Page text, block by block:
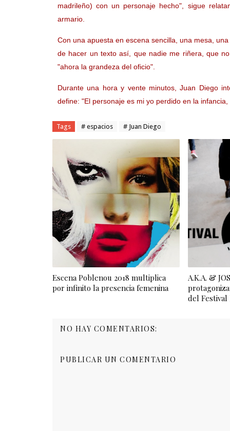
madrileño) con un personaje hecho", sigue
armario.
Con una apuesta en escena sencilla, una mesa,
de hacer un texto así, que nadie me riñera, que
"ahora la grandeza del oficio".
Durante una hora y vente minutos, Juan Diego
define: "El personaje es mi yo perdido en la infancia,
Tags # espacios # Juan Diego
Escena Poblenou 2018 multiplica
por infinito la presencia femenina
A.K.A. &
del Festival
NO HAY COMENTARIOS:
PUBLICAR UN COMENTARIO